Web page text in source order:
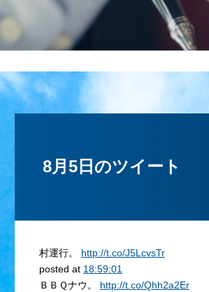
8月5日のツイート
村運行。 http://t.co/J5LcvsTr
posted at 18:59:01
ＢＢＱナウ。 http://t.co/Qhh2a2Er